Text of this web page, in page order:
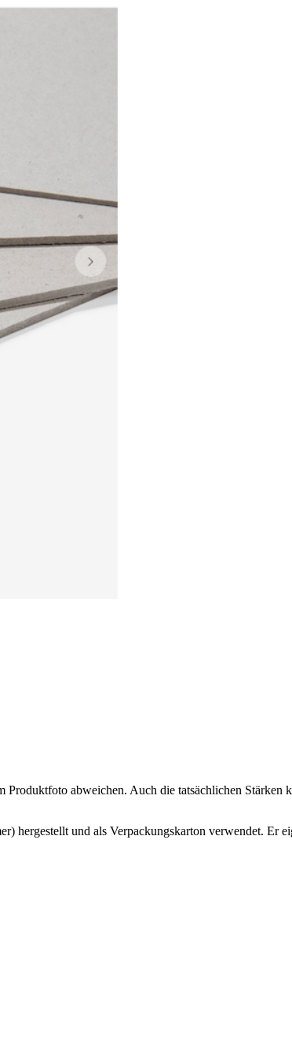
abweichen. Auch die tatsächlichen Stärken
hergestellt und als Verpackungskarton verwendet. Er